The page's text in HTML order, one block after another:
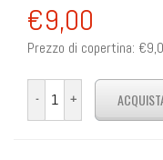
€9,00
Prezzo di copertina: